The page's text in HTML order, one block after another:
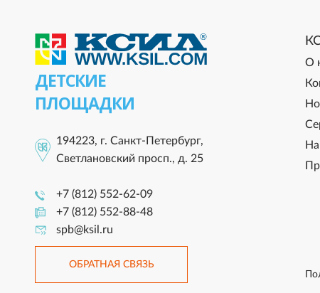
ДЕТСКИЕ
ПЛОЩАДКИ
194223, г. Санкт-Петербург,
Светлановский просп., д. 25
+7 (812) 552-62-09
+7 (812) 552-88-48
spb@ksil.ru
ОБРАТНАЯ СВЯЗЬ
О